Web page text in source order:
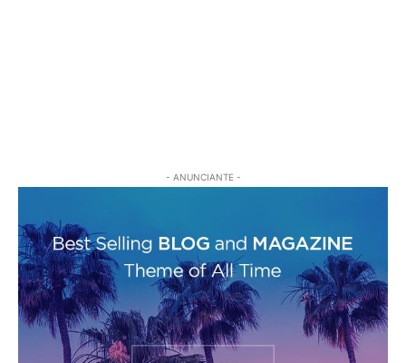
- ANUNCIANTE -